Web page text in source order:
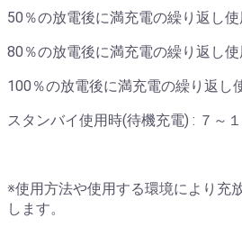
50％の放電後に満充電の繰り返し使
80％の放電後に満充電の繰り返し使
100％の放電後に満充電の繰り返し
スタンバイ使用時(待機充電) : ７～
※使用方法や使用する環境により充
します。